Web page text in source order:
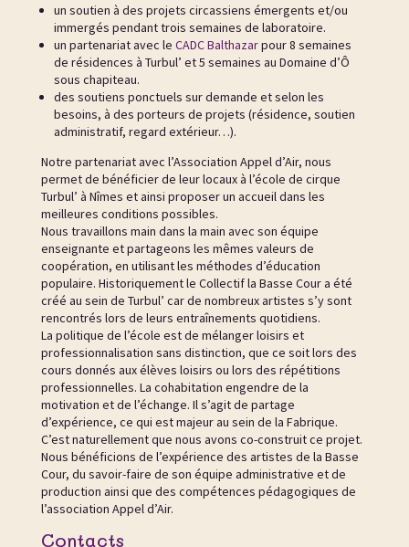
un soutien à des projets circassiens émergents et/ou
immergés pendant trois semaines de laboratoire.
un partenariat avec le CADC Balthazarpour 8 semaines
de résidences à Turbul’ et 5 semaines au Domaine d’Ô
sous chapiteau.
des soutiens ponctuels sur demande et selon les
besoins, à des porteurs de projets (résidence, soutien
administratif, regard extérieur…).
Notre partenariat avec l’Association Appel d’Air, nous
permet de bénéficier de leur locaux à l’école de cirque
Turbul’ à Nîmes et ainsi proposer un accueil dans les
meilleures conditions possibles.
Nous travaillons main dans la main avec son équipe
enseignante et partageons les mêmes valeurs de
coopération, en utilisant les méthodes d’éducation
populaire. Historiquement le Collectif la Basse Cour a été
créé au sein de Turbul’ car de nombreux artistes s’y sont
rencontrés lors de leurs entraînements quotidiens.
La politique de l’école est de mélanger loisirs et
professionnalisation sans distinction, que ce soit lors des
cours donnés aux élèves loisirs ou lors des répétitions
professionnelles. La cohabitation engendre de la
motivation et de l’échange. Il s’agit de partage
d’expérience, ce qui est majeur au sein de la Fabrique.
C’est naturellement que nous avons co-construit ce projet.
Nous bénéficions de l’expérience des artistes de la Basse
Cour, du savoir-faire de son équipe administrative et de
production ainsi que des compétences pédagogiques de
l’association Appel d’Air.
Contacts